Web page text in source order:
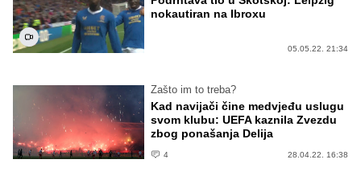
nokautiran na Ibroxu
05.05.22. 21:34
Zašto im to treba?
Kad navijači čine medvjeđu uslugu
svom klubu: UEFA kaznila Zvezdu
zbog ponašanja Delija
4 28.04.22. 16:38